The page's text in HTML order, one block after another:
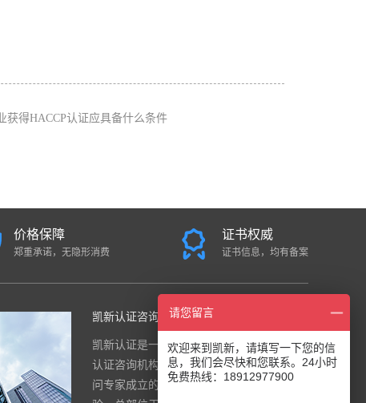
获得HACCP认证应具备什么条件
价格保障
郑重承诺，无隐形消费
证书权威
证书信息，均有备案
凯新认证咨询中心
凯新认证是一家面向全国的国际综合
认证咨询机构，公司是由一群资深顾
问专家成立的，团队有20年的实战经
请您留言
欢迎来到凯新，请填写一下您的信
息，我们会尽快和您联系。24小时
免费热线：18912977900